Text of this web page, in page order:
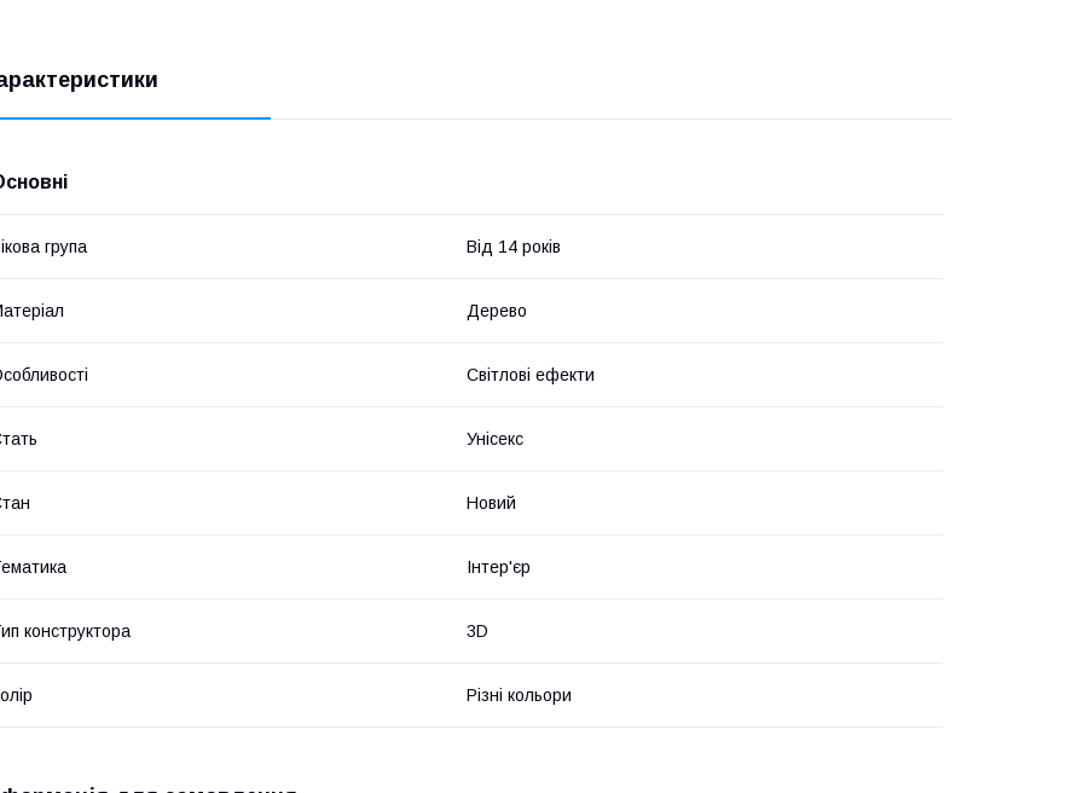
група Від 14 років
Дерево
Світлові ефекти
Унісекс
Новий
Інтер'єр
конструктора 3D
Різні кольори